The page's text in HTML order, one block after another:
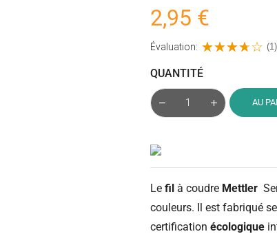
2,95 €
Évaluation: (1)
QUANTITÉ
AU
Le fil à coudre Mettler
couleurs. Il est fabriqué
certification écologique